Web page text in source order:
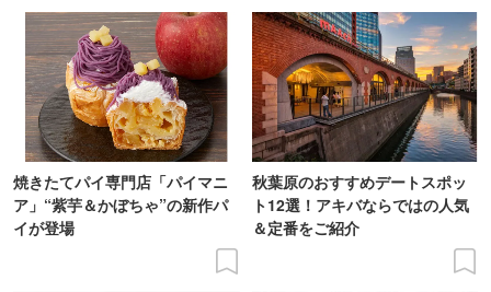
焼きたてパイ専門店「パイマニ
ア」“紫芋＆かぼちゃ”の新作パ
イが登場
秋葉原のおすすめデートスポッ
ト12選！アキバならではの人気
＆定番をご紹介